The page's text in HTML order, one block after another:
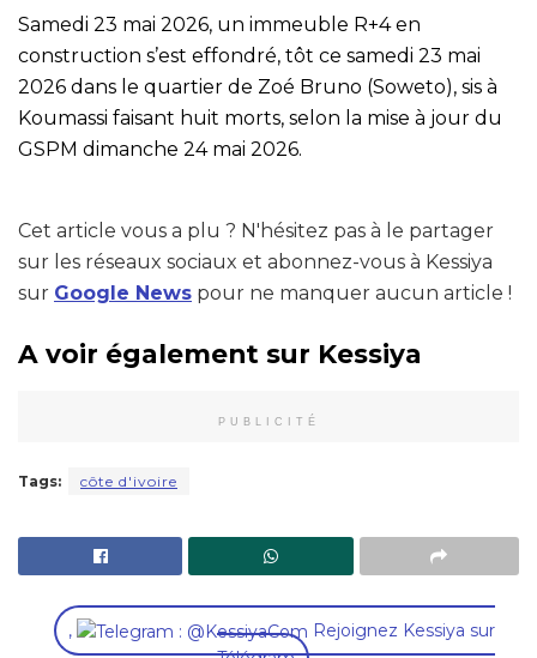
Samedi 23 mai 2026, un immeuble R+4 en
construction s’est effondré, tôt ce samedi 23 mai
2026 dans le quartier de Zoé Bruno (Soweto), sis à
Koumassi faisant huit morts, selon la mise à jour du
GSPM dimanche 24 mai 2026.
Cet article vous a plu ? N'hésitez pas à le partager
sur les réseaux sociaux et abonnez-vous à Kessiya
sur Google News pour ne manquer aucun article !
A voir également sur Kessiya
PUBLICITÉ
Tags: côte d'ivoire
,
Rejoignez Kessiya sur